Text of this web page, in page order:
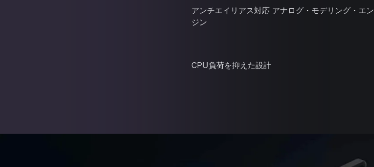
アンチエイリアス対応 アナログ・モデリング・エン
ジン
CPU負荷を抑えた設計